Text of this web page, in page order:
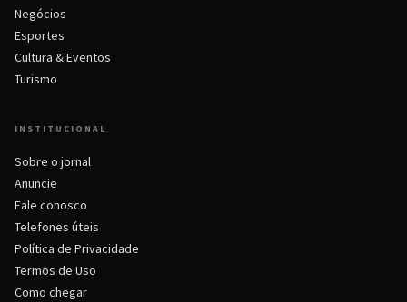
Negócios
Esportes
Cultura & Eventos
Turismo
INSTITUCIONAL
Sobre o jornal
Anuncie
Fale conosco
Telefones úteis
Política de Privacidade
Termos de Uso
Como chegar